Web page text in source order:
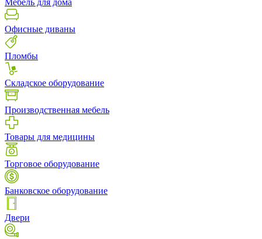
Мебель для дома
Офисные диваны
Пломбы
Складское оборудование
Производственная мебель
Товары для медицины
Торговое оборудование
Банковское оборудование
Двери